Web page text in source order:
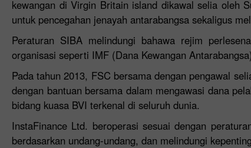
kewangan di Virgin Britain island dikawal selia oleh
untuk pencegahan jenayah antarabangsa sekaligus
Peraturan SIBA melindungi bahawa rejim
organisasi seperti IMF (Dana Kewangan
Pada tahun 2013, FSC bersama dengan pengawal
dengan bantuan bersama dalam mengawasi dana
bidang kuasa BVI terkenal di seluruh dunia.
InstaFinance Ltd. beroperasi sesuai dengan
berdasarkan undang-undang, dan melindungi